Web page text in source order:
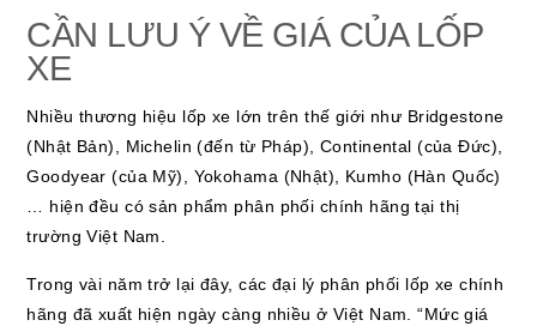
CẦN LƯU Ý VỀ GIÁ CỦA LỐP
XE
Nhiều thương hiệu lốp xe lớn trên thế giới như Bridgestone
(Nhật Bản), Michelin (đến từ Pháp), Continental (của Đức),
Goodyear (của Mỹ), Yokohama (Nhật), Kumho (Hàn Quốc)
… hiện đều có sản phẩm phân phối chính hãng tại thị
trường Việt Nam.
Trong vài năm trở lại đây, các đại lý phân phối lốp xe chính
hãng đã xuất hiện ngày càng nhiều ở Việt Nam. “Mức giá